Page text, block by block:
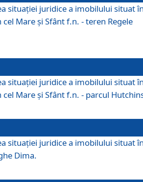
situației juridice a imobilului situat
Mare și Sfânt f.n. - teren Regele
situației juridice a imobilului situat
cel Mare și Sfânt f.n. - parcul
situației juridice a imobilului situat
Dima.